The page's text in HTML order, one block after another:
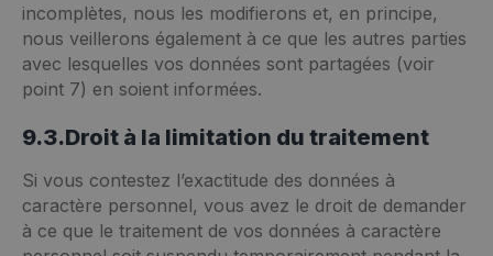
incomplètes, nous les modifierons et, en principe,
nous veillerons également à ce que les autres parties
avec lesquelles vos données sont partagées (voir
point 7) en soient informées.
9.3.Droit à la limitation du traitement
Si vous contestez l’exactitude des données à
caractère personnel, vous avez le droit de demander
à ce que le traitement de vos données à caractère